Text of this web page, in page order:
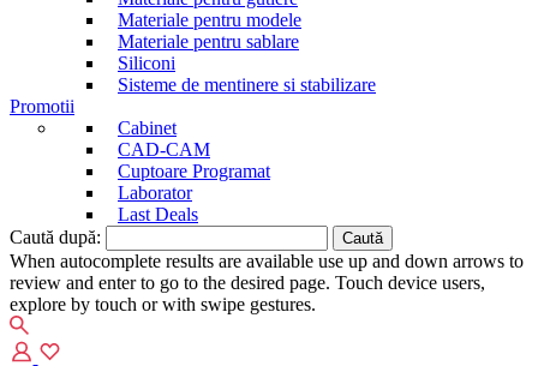
Materiale pentru modele
Materiale pentru sablare
Siliconi
Sisteme de mentinere si stabilizare
Promotii
Cabinet
CAD-CAM
Cuptoare Programat
Laborator
Last Deals
Caută după:
When autocomplete results are available use up and down arrows to
review and enter to go to the desired page. Touch device users,
explore by touch or with swipe gestures.